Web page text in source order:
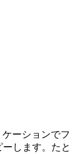
ーションでフ
します。たと